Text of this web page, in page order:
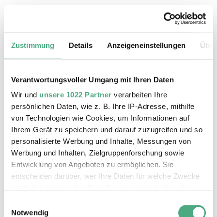
Zustimmung Details Anzeigeneinstellungen
Verantwortungsvoller Umgang mit Ihren Daten
Wir und unsere 1022 Partner verarbeiten Ihre
persönlichen Daten, wie z. B. Ihre IP-Adresse, mithilfe
von Technologien wie Cookies, um Informationen auf
Ihrem Gerät zu speichern und darauf zuzugreifen und so
personalisierte Werbung und Inhalte, Messungen von
Werbung und Inhalten, Zielgruppenforschung sowie
Entwicklung von Angeboten zu ermöglichen. Sie
entscheiden darüber, wer Ihre Daten für welche Zwecke
Trigger Symbol ändern oder widerrufen
Notwendig
ÖFFENTLICHE FÜHRUNG
Der Erzschrägaufzug der Völklinger Hütte mit
Copyright: Weltkulturerbe Völklinger Hütte | Karl
©
Das Weltkulturerbe Völklinger Hütte